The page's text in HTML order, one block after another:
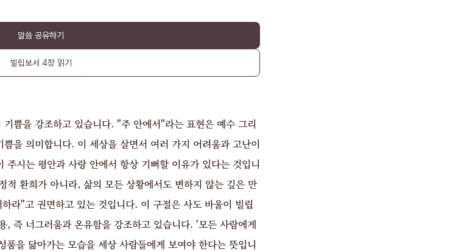
말씀 공유하기
빌립보서 4장읽기
쁨을 강조하고 있습니다. "주 안에서"라는 표현은 예수 그리
을 의미합니다. 이 세상을 살면서 여러 가지 어려움과 고난이
주시는 평안과 사랑 안에서 항상 기뻐할 이유가 있다는 것입니
적 환희가 아니라, 삶의 모든 상황에서도 변하지 않는 깊은 만
라"고 권면하고 있는 것입니다. 이 구절은 사도 바울이 빌립
, 즉 너그러움과 온유함을 강조하고 있습니다. '모든 사람에게
을 닮아가는 모습을 세상 사람들에게 보여야 한다는 뜻입니